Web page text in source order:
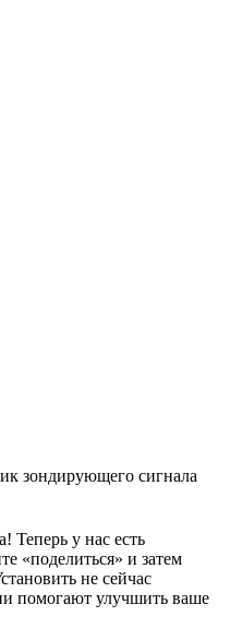
зондирующего сигнала
Теперь у нас есть
«поделиться» и затем
не сейчас
помогают улучшить ваше